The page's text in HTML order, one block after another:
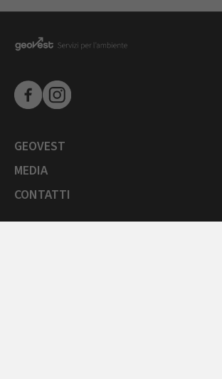
GEOVEST
MEDIA
CONTATTI